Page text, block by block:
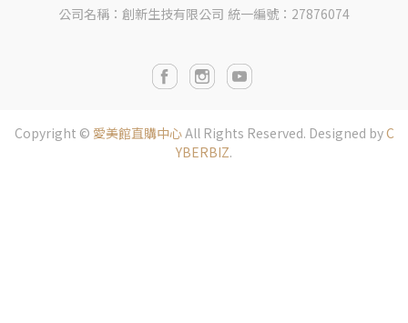
公司名稱：創新生技有限公司 統一編號：27876074
Copyright © 愛美館直購中心All Rights Reserved. Designed byC
YBERBIZ.